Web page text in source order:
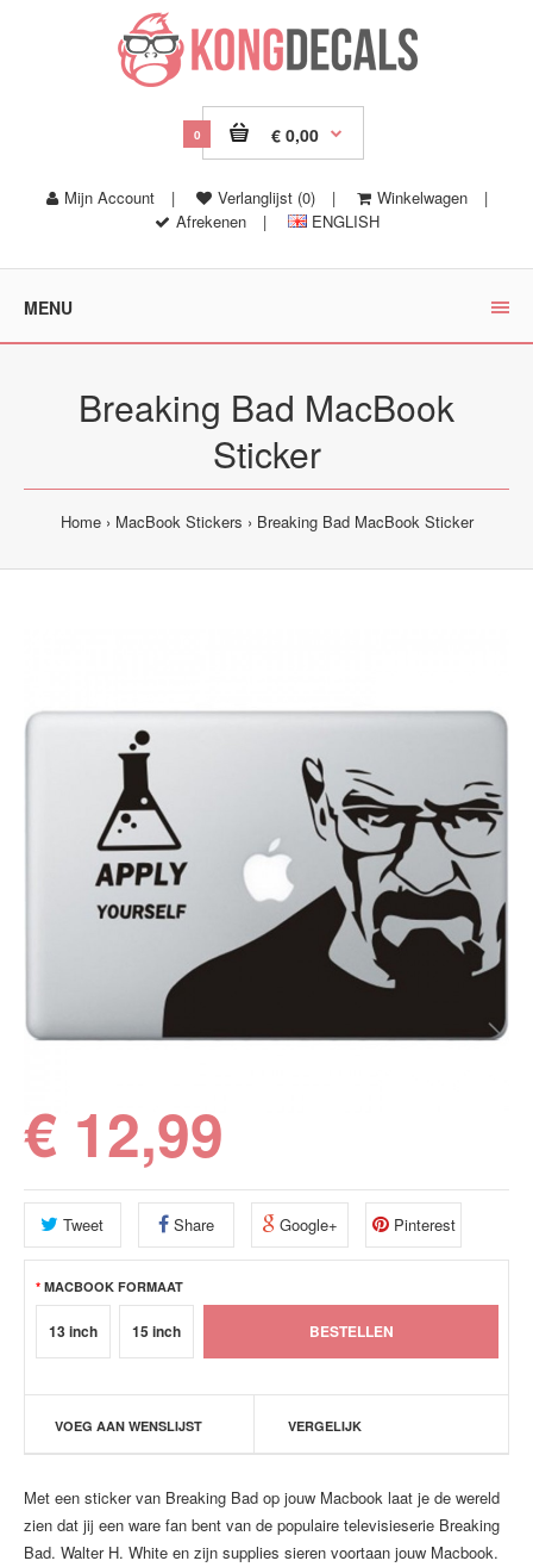
0 € 0,00
Mijn Account | Verlanglijst (0) | Winkelwagen
|
Afrekenen
| ENGLISH
MENU
Breaking Bad MacBook
Sticker
Home MacBook Stickers Breaking Bad MacBook Sticker
€ 12,99
Tweet Share Google+ Pinterest
MACBOOK FORMAAT
13 inch 15 inch
VOEG AAN WENSLIJST VERGELIJK
Met een sticker van Breaking Bad op jouw Macbook laat je de wereld
zien dat jij een ware fan bent van de populaire televisieserie Breaking
Bad. Walter H. White en zijn supplies sieren voortaan jouw Macbook.